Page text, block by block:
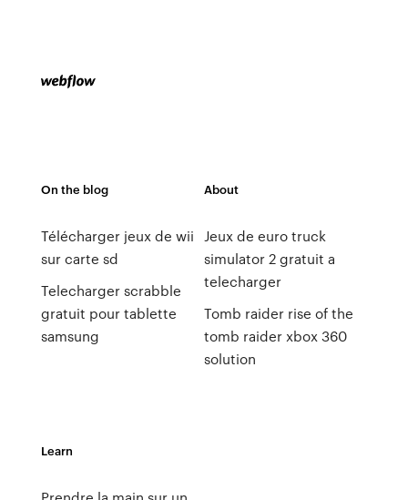
On the blog
Télécharger jeux de wii
sur carte sd
Telecharger scrabble
gratuit pour tablette
samsung
About
Jeux de euro truck
simulator 2 gratuit a
telecharger
Tomb raider rise of the
tomb raider xbox 360
solution
Learn